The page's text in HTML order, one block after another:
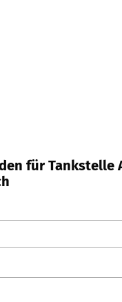
für Tankstelle